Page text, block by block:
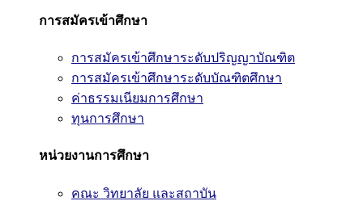
การสมัครเข้าศึกษา
การสมัครเข้าศึกษาระดับปริญญาบัณฑิต
การสมัครเข้าศึกษาระดับบัณฑิตศึกษา
ค่าธรรมเนียมการศึกษา
ทุนการศึกษา
หน่วยงานการศึกษา
คณะ วิทยาลัย และสถาบัน